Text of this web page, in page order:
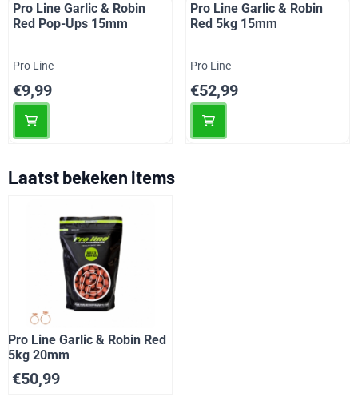
Pro Line Garlic & Robin
Red Pop-Ups 15mm
Merk:
Pro Line
Prijs: 9,99
€9,99
Pro Line Garlic & Robin
Red 5kg 15mm
Merk:
Pro Line
Prijs: 52,99
€52,99
Laatst bekeken items
Pro Line Garlic & Robin Red
5kg 20mm
€50,99